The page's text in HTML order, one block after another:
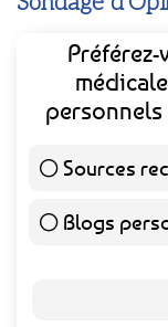
Sources
Blogs